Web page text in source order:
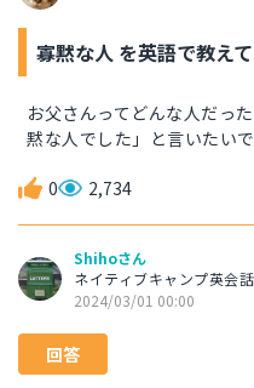
寡黙な人 を英語で教え
お父さんってどんな人だっ
黙な人でした」と言いたいで
0 2,734
Shihoさん
ネイティブキャンプ英会
2024/03/01 00:00
回答